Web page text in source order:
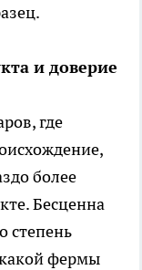
и доверие
где
более
Бесценна
степень
фермы